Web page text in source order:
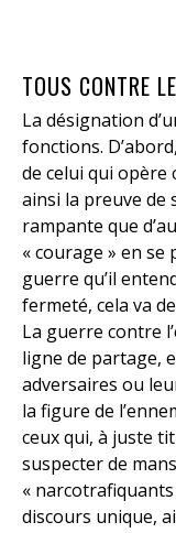
TOUS CONTRE
La désignation
fonctions.
de celui qui
ainsi la preuve de
rampante que
« courage » en se
guerre qu’il
fermeté, cela va
La guerre contre
ligne de partage,
adversaires ou
la figure de
ceux qui, à juste
suspecter de
« narcotrafiquants
discours unique,